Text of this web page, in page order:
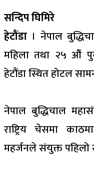
सन्दिप घिमिरे
हेटौंडा । नेपाल
महिला तथा २५ औं पुरुष
हेटौंडा स्थित होटल
नेपाल बुद्धिचाल
राष्ट्रिय चेसमा
महर्जनले संयुक्त